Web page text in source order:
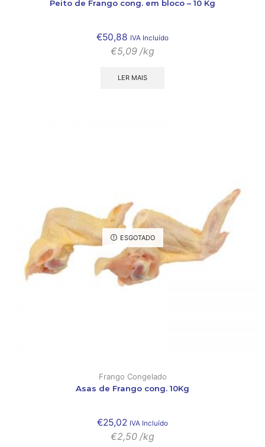
Peito de Frango cong. em bloco – 10 Kg
€50,88 IVA Incluído
€5,09 /kg
LER MAIS
ESGOTADO
Frango Congelado
Asas de Frango cong. 10Kg
€25,02 IVA Incluído
€2,50 /kg